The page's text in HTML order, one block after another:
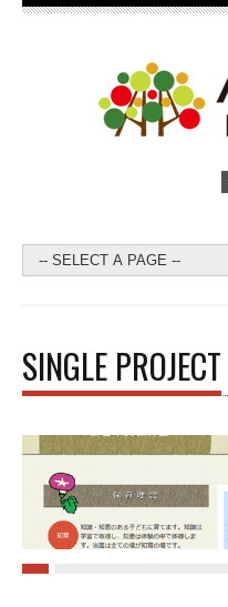
SINGLE PROJECT